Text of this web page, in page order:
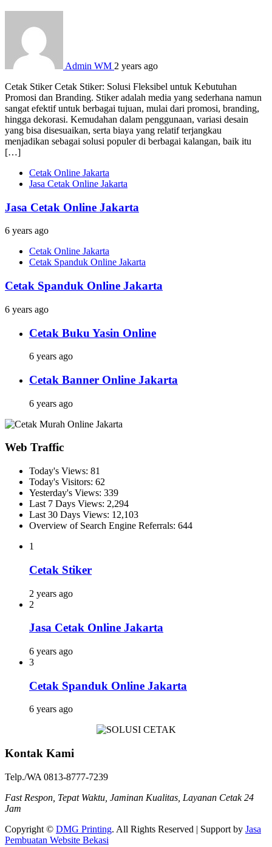
Admin WM 2 years ago
Cetak Stiker Cetak Stiker: Solusi Fleksibel untuk Kebutuhan
Promosi dan Branding. Stiker adalah media yang sederhana namun
sangat efektif untuk berbagai tujuan, mulai dari promosi, branding,
hingga dekorasi. Kemudahan dalam penggunaan, variasi desain
yang bisa disesuaikan, serta biaya yang relatif terjangkau
menjadikan sebagai solusi populer di berbagai kalangan, baik itu
[…]
Cetak Online Jakarta
Jasa Cetak Online Jakarta
Jasa Cetak Online Jakarta
6 years ago
Cetak Online Jakarta
Cetak Spanduk Online Jakarta
Cetak Spanduk Online Jakarta
6 years ago
Cetak Buku Yasin Online
6 years ago
Cetak Banner Online Jakarta
6 years ago
Web Traffic
Today's Views: 81
Today's Visitors: 62
Yesterday's Views: 339
Last 7 Days Views: 2,294
Last 30 Days Views: 12,103
Overview of Search Engine Referrals: 644
1
Cetak Stiker
2 years ago
2
Jasa Cetak Online Jakarta
6 years ago
3
Cetak Spanduk Online Jakarta
6 years ago
Kontak Kami
Telp./WA 0813-8777-7239
Fast Respon, Tepat Waktu, Jaminan Kualitas, Layanan Cetak 24
Jam
Copyright © DMG Printing. All Rights Reserved | Support by Jasa
Pembuatan Website Bekasi